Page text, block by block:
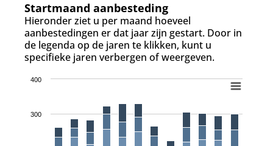
Startmaand aanbesteding
Hieronder ziet u per maand hoeveel
aanbestedingen er dat jaar zijn gestart. Door in
de legenda op de jaren te klikken, kunt u
specifieke jaren verbergen of weergeven.
300
400